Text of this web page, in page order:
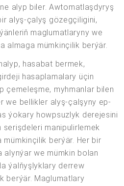
alyp biler. Awtomatlaşdyryş
alyş-çalyş gözegçiligini,
maglumatlaryny we
almaga mümkinçilik berýär.
hasabat bermek,
hasaplamalary üçin
çemeleşme, myhmanlar bilen
we bellikler alyş-çalşyny ep-
ýokary howpsuzlyk derejesini
serişdeleri manipulirlemek
berýär. Her bir
we mümkin bolan
ýalňyşlyklary derrew
berýär. Maglumatlary